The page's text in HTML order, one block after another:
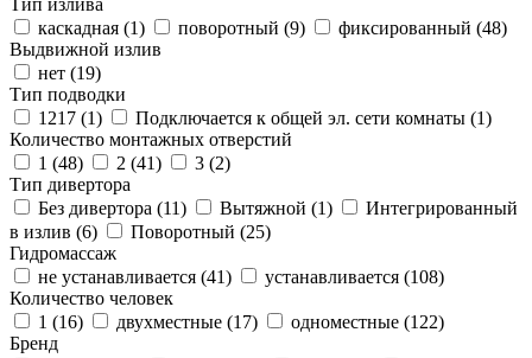
каскадная (1) поворотный (9) фиксированный (48)
Выдвижной излив
нет (19)
Тип подводки
1217 (1) Подключается к общей эл. сети комнаты (1)
Количество монтажных отверстий
1 (48) 2 (41) 3 (2)
Тип дивертора
Без дивертора (11) Вытяжной (1)
Интегрированный
в излив (6) Поворотный (25)
Гидромассаж
не устанавливается (41) устанавливается (108)
Количество человек
1 (16) двухместные (17) одноместные (122)
Бренд